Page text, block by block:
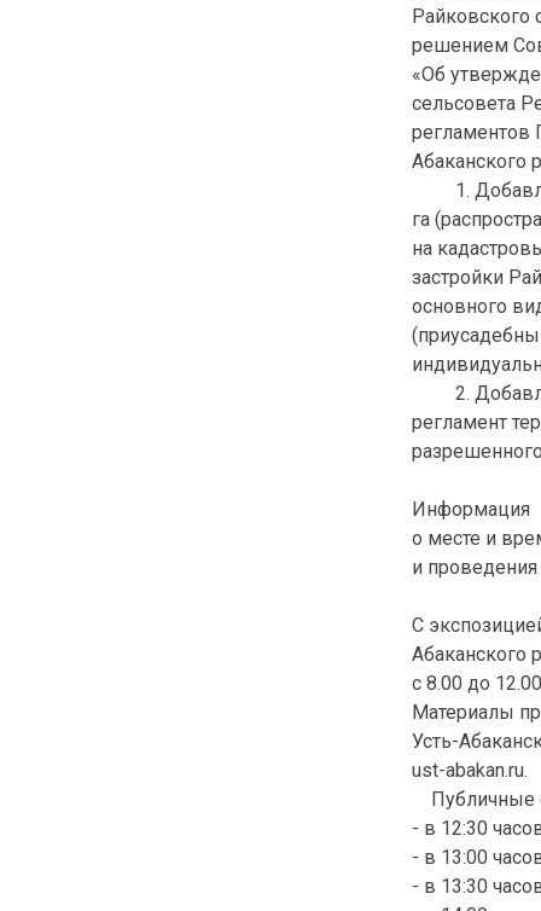
Райковского
решением
«Об
сельсовета
регламентов
1.
га
на
застройки
основного
2.
регламент
Информация
о месте и
и
С
Абаканского
с 8.00 до
Материалы
Усть-
ust-abakan.ru.
Публичные
- в 12:30
- в 13:00
- в 13:30